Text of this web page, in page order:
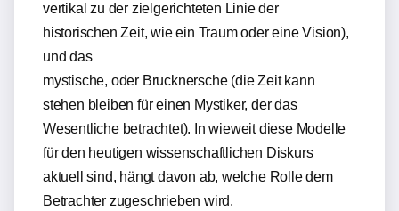
vertikal zu der zielgerichteten Linie der
historischen Zeit, wie ein Traum oder eine Vision),
und das
mystische, oder Brucknersche (die Zeit kann
stehen bleiben für einen Mystiker, der das
Wesentliche betrachtet). In wieweit diese Modelle
für den heutigen wissenschaftlichen Diskurs
aktuell sind, hängt davon ab, welche Rolle dem
Betrachter zugeschrieben wird.